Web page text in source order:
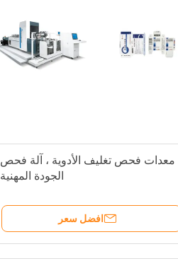
معدات فحص تغليف الأدوية ، آلة فحص
الجودة المهنية
افضل سعر